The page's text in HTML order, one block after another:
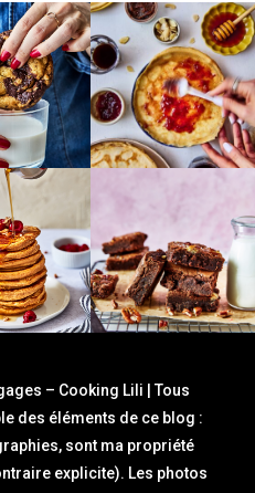
– Cooking Lili | Tous
des éléments de ce blog :
sont ma propriété
explicite). Les photos